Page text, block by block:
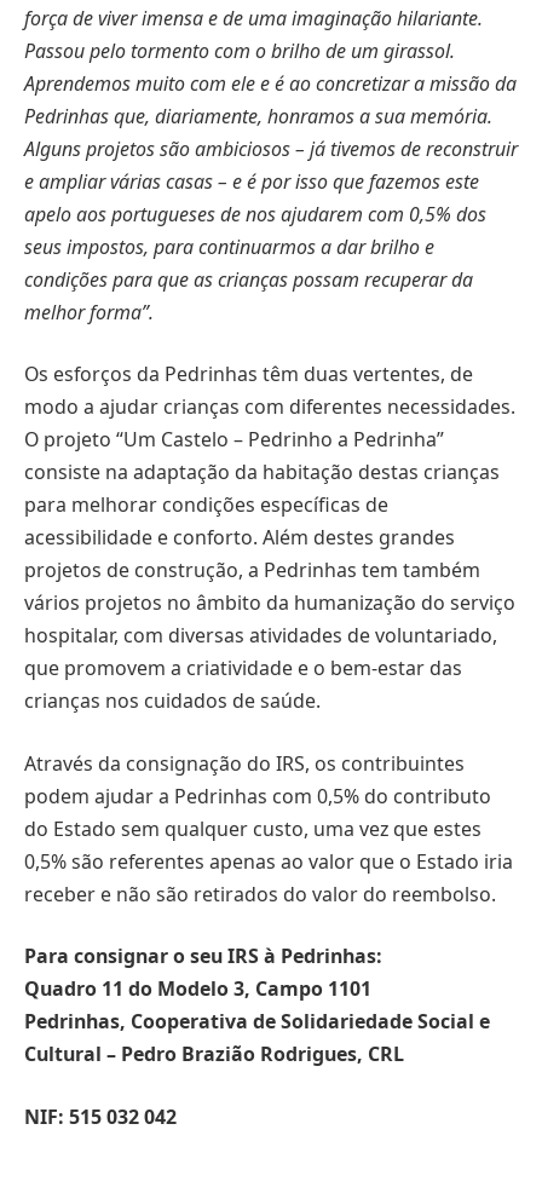
força de viver imensa e de uma imaginação hilariante.
Passou pelo tormento com o brilho de um girassol.
Aprendemos muito com ele e é ao concretizar a missão da
Pedrinhas que, diariamente, honramos a sua memória.
Alguns projetos são ambiciosos – já tivemos de reconstruir
e ampliar várias casas – e é por isso que fazemos este
apelo aos portugueses de nos ajudarem com 0,5% dos
seus impostos, para continuarmos a dar brilho e
condições para que as crianças possam recuperar da
melhor forma”.
Os esforços da Pedrinhas têm duas vertentes, de
modo a ajudar crianças com diferentes necessidades.
O projeto “Um Castelo – Pedrinho a Pedrinha”
consiste na adaptação da habitação destas crianças
para melhorar condições específicas de
acessibilidade e conforto. Além destes grandes
projetos de construção, a Pedrinhas tem também
vários projetos no âmbito da humanização do serviço
hospitalar, com diversas atividades de voluntariado,
que promovem a criatividade e o bem-estar das
crianças nos cuidados de saúde.
Através da consignação do IRS, os contribuintes
podem ajudar a Pedrinhas com 0,5% do contributo
do Estado sem qualquer custo, uma vez que estes
0,5% são referentes apenas ao valor que o Estado iria
receber e não são retirados do valor do reembolso.
Para consignar o seu IRS à Pedrinhas:
Quadro 11 do Modelo 3, Campo 1101
Pedrinhas, Cooperativa de Solidariedade Social e
Cultural – Pedro Brazião Rodrigues, CRL
NIF: 515 032 042